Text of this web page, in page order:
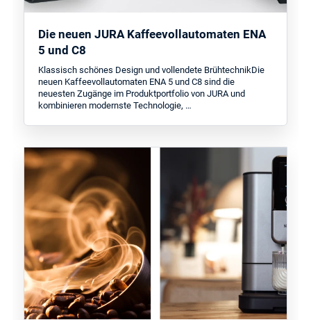
Die neuen JURA Kaffeevollautomaten ENA
5 und C8
Klassisch schönes Design und vollendete BrühtechnikDie
neuen Kaffeevollautomaten ENA 5 und C8 sind die
neuesten Zugänge im Produktportfolio von JURA und
kombinieren modernste Technologie, …